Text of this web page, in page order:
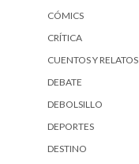
CÓMICS
CRÍTICA
CUENTOS Y RELATOS
DEBATE
DEBOLSILLO
DEPORTES
DESTINO